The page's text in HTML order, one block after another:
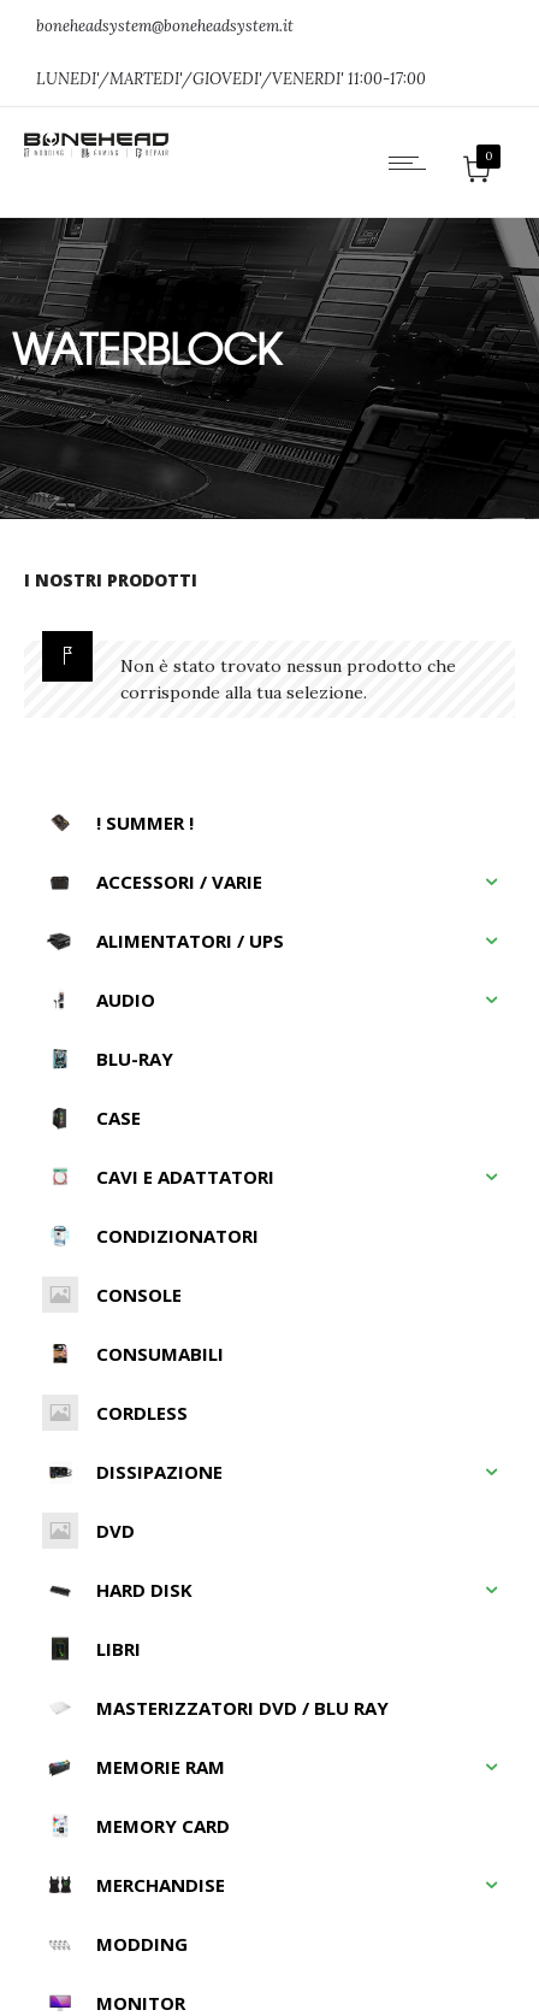
boneheadsystem@boneheadsystem.it
LUNEDI'/MARTEDI'/GIOVEDI'/VENERDI' 11:00-17:00
0
WATERBLOCK
Home»WATERCOOLING» WATERBLOCK
I NOSTRI PRODOTTI
Non è stato trovato nessun prodotto che
corrisponde alla tua selezione.
! SUMMER !
ACCESSORI / VARIE
ALIMENTATORI / UPS
AUDIO
BLU-RAY
CASE
CAVI E ADATTATORI
CONDIZIONATORI
CONSOLE
CONSUMABILI
CORDLESS
DISSIPAZIONE
DVD
HARD DISK
LIBRI
MASTERIZZATORI DVD / BLU RAY
MEMORIE RAM
MEMORY CARD
MERCHANDISE
MODDING
MONITOR